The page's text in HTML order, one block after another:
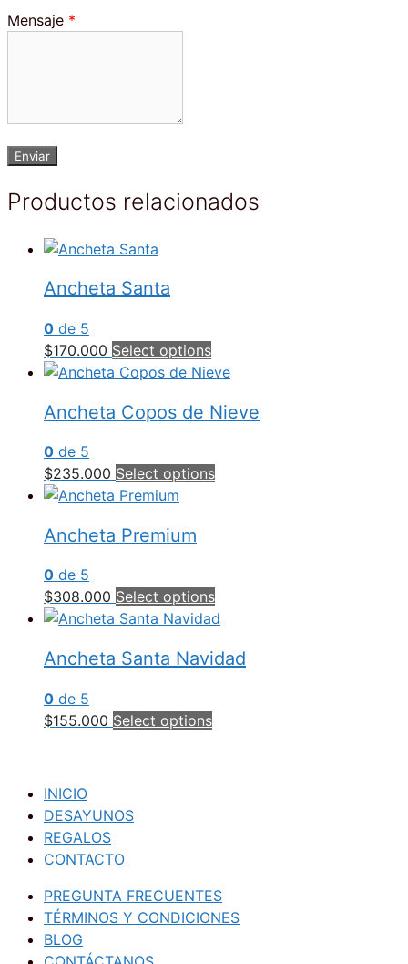
Mensaje *
Productos relacionados
Ancheta Santa
0 de 5
$170.000 Select options
Ancheta Copos de Nieve
0 de 5
$235.000 Select options
Ancheta Premium
0 de 5
$308.000 Select options
Ancheta Santa Navidad
0 de 5
$155.000 Select options
INICIO
DESAYUNOS
REGALOS
CONTACTO
PREGUNTA FRECUENTES
TÉRMINOS Y CONDICIONES
BLOG